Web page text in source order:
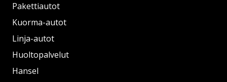
Pakettiautot
Kuorma-autot
Linja-autot
Huoltopalvelut
Hansel